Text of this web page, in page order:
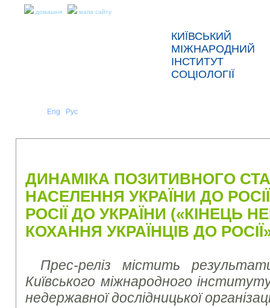
домашня мапа сайту
КИЇВСЬКИЙ
МІЖНАРОДНИЙ
ІНСТИТУТ
СОЦІОЛОГІЇ
Eng Рус
ДИНАМІКА ПОЗИТИВНОГО
НАСЕЛЕННЯ УКРАЇНИ ДО
РОСІЇ ДО УКРАЇНИ («КІНЕЦЬ
КОХАННЯ УКРАЇНЦІВ ДО
Прес-реліз містить
Київського міжнародного інституту
недержавної дослідницької